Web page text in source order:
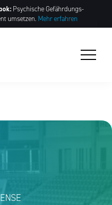
Psychische Gefährdungs­
umsetzen. Mehr erfahren